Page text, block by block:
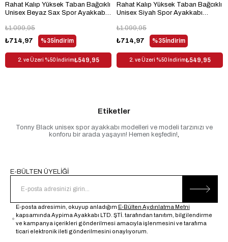
Rahat Kalıp Yüksek Taban Bağcıklı
Unisex Beyaz Sax Spor Ayakkabı
%35İndirim
₺714,97
₺1.099,95
2. ve Üzeri %50 İndirim₺549,95
Rahat Kalıp Yüksek Taban Bağcıklı
Unisex Siyah Spor Ayakkabı
%35İndirim
₺714,97
₺1.099,95
2. ve Üzeri %50 İndirim₺549,95
Etiketler
Tonny Black unisex spor ayakkabı modelleri ve modeli tarzınızı ve
konforu bir arada yaşayın! Hemen keşfedin!
E-BÜLTEN ÜYELİĞİ
E-posta adresimin, okuyup anladığım E-Bülten Aydınlatma Metni
kapsamında Aypima Ayakkabı LTD. ŞTİ. tarafından tanıtım, bilgilendirme
ve kampanya içerikleri gönderilmesi amacıyla işlenmesini ve tarafıma
ticari elektronik ileti gönderilmesini onaylıyorum.